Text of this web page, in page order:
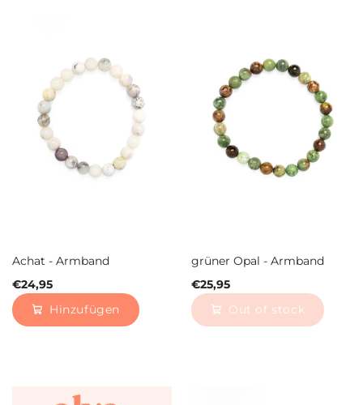
Achat - Armband
€24,95
Hinzufügen
grüner Opal - Armband
€25,95
Out of stock